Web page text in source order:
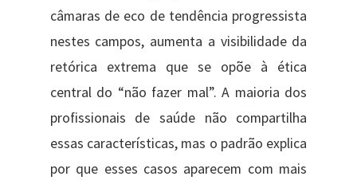
câmaras de eco de tendência progressista
nestes campos, aumenta a visibilidade da
retórica extrema que se opõe à ética
central do “não fazer mal”. A maioria dos
profissionais de saúde não compartilha
essas características, mas o padrão explica
por que esses casos aparecem com mais